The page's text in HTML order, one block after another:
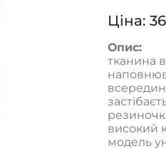
Ціна:
Опис:
тканина
високий
модель